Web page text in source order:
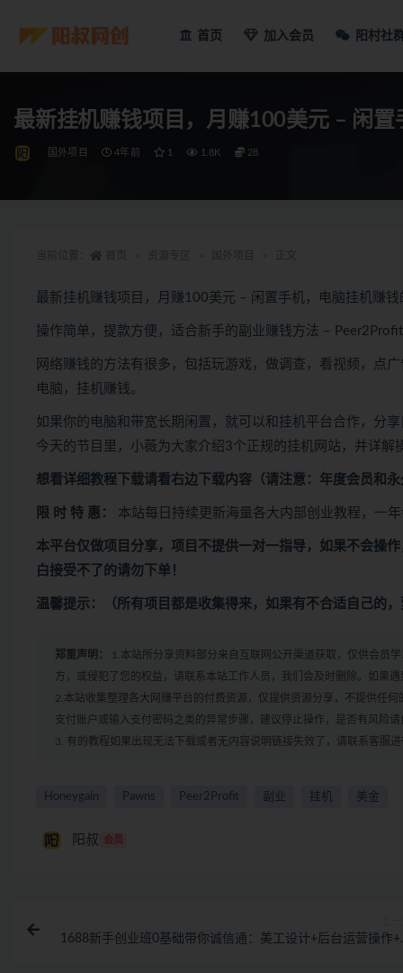
首页 加入会员 阳村社
最新挂机赚钱项目，月赚100美元 – 闲
国外项目 4年前 1 1.8K 28
最新挂机赚钱项目，月赚100美元 – 闲置手机，电脑挂机赚钱
操作简单，提款方便，适合新手的副业赚钱方法 –
网络赚钱的方法有很多，包括玩游戏，做调查，看视频，点
电脑，挂机赚钱。
如果你的电脑和带宽长期闲置，就可以和挂机平台合作，分
今天的节目里，小薇为大家介绍3个正规的挂机网站，并详解
想看详细教程下载请看右边下载内容 （请注意：年度会员和
限 时 特 惠： 本站每日持续更新海量各大内部创业教程，一
本平台仅做项目分享，项目不提供一对一指导，如果不会操
白接受不了的请勿下单！
温馨提示：（所有项目都是收集得来，如果有不合适自己的
郑重声明：
1.本站所分享资料部分来自互联网公开渠道获取，仅供会员
方，或侵犯了您的权益，请联系本站工作人员，我们会及时删除。如果
2.本站收集整理各大网赚平台的付费资源，仅提供资源分享，不提供任
支付账户或输入支付密码之类的异常步骤，建议停止操作，是否有风险请
3. 有的教程如果出现无法下载或者无内容说明链接失效了，请联系客服进
Honeygain Pawns Peer2Profit 副业 挂机 美金
阳叔 会员
1688新手创业班0基础带你诚信通：美工设计+后台运营操作+